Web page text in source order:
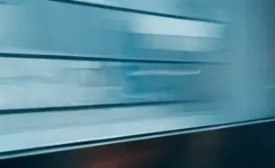
was